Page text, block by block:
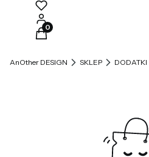
Produkty w koszyku: 0.
AnOther DESIGN SKLEP DODATKI